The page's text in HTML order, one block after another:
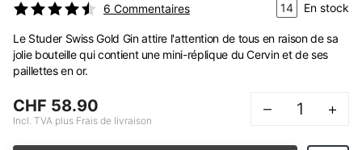
6 Commentaires 14 En stock
Le Studer Swiss Gold Gin attire l'attention de tous en raison de sa
jolie bouteille qui contient une mini-réplique du Cervin et de ses
paillettes en or.
CHF 58.90
Incl. TVA plus Frais de livraison
– +